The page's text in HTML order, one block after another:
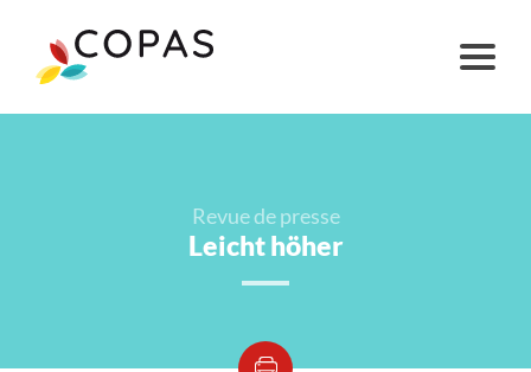
Revue de presse
Leicht höher